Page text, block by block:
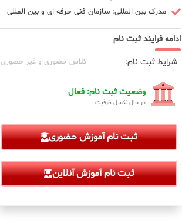
مدرک بین المللی: سازمان فنی حرفه ای و بین المللی
ادامه فرایند ثبت نام
شرایط ثبت نام: کلاس حضوری و غیر حضوری
وضعیت ثبت نام: فعال
در حال تکمیل ظرفیت
ثبت نام آموزش حضوری
ثبت نام آموزش آنلاین